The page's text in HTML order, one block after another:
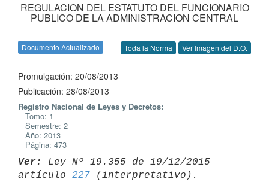
REGULACION DEL ESTATUTO DEL FUNCIONARIO
PUBLICO DE LA ADMINISTRACION CENTRAL
Documento Actualizado Toda la Norma Ver Imagen del D.O.
Promulgación: 20/08/2013
Publicación: 28/08/2013
Registro Nacional de Leyes y Decretos:
Tomo: 1
Semestre: 2
Año: 2013
Página: 473
Ver:
Ley Nº 19.355 de 19/12/2015
artículo 227